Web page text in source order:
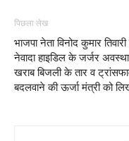
पिछला लेख
भाजपा नेता विनोद कुमार
नेवादा हाइडिल के जर्जर
खराब बिजली के तार व
बदलवाने की ऊर्जा मंत्री को